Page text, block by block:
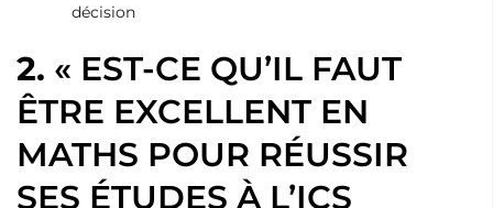
décision
2. « EST-CE QU’IL FAUT
ÊTRE EXCELLENT EN
MATHS POUR RÉUSSIR
SES ÉTUDES À L’ICS